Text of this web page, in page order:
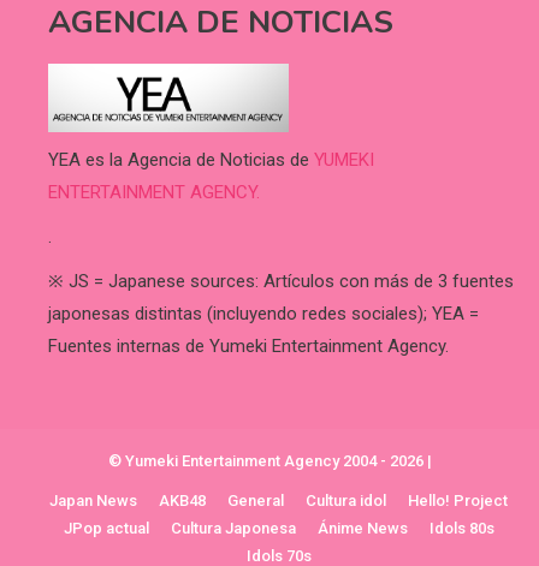
AGENCIA DE NOTICIAS
YEA es la Agencia de Noticias de YUMEKI
ENTERTAINMENT AGENCY.
.
※ JS = Japanese sources: Artículos con más de 3 fuentes
japonesas distintas (incluyendo redes sociales); YEA =
Fuentes internas de Yumeki Entertainment Agency.
© Yumeki Entertainment Agency 2004 - 2026 |
Japan News AKB48 General Cultura idol
Hello! Project
JPop actual
Cultura Japonesa Ánime News
Idols 80s
Idols 70s